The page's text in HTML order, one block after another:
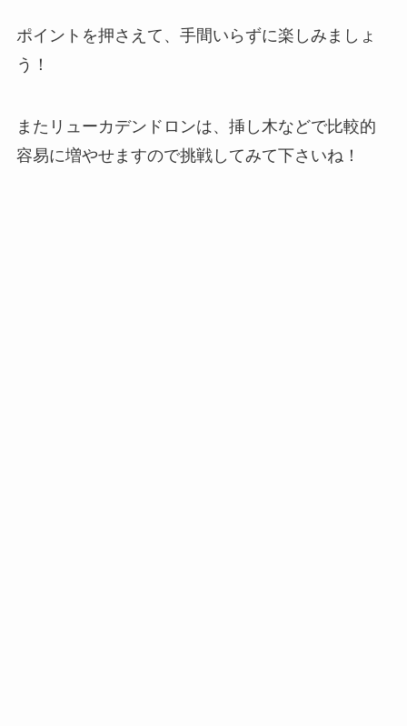
ポイントを押さえて、手間いらずに楽しみましょ
う！
またリューカデンドロンは、挿し木などで比較的
容易に増やせますので挑戦してみて下さいね！